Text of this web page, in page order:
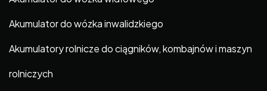
Akumulator do wózka inwalidzkiego
Akumulatory rolnicze do ciągników, kombajnów i maszyn
rolniczych